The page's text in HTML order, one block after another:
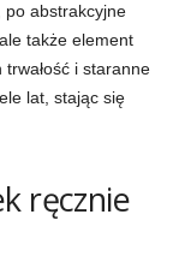
po abstrakcyjne
także element
i staranne
lat, stając się
ręcznie